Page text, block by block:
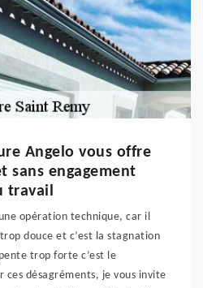
Angelo vous offre
sans engagement
travail
opération technique, car il
douce et c’est la stagnation
trop forte c’est le
désagréments, je vous invite